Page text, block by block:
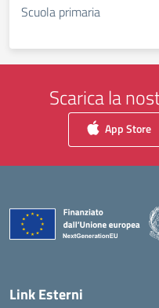
Scuola primaria
Scarica la
App Store
Link Esterni